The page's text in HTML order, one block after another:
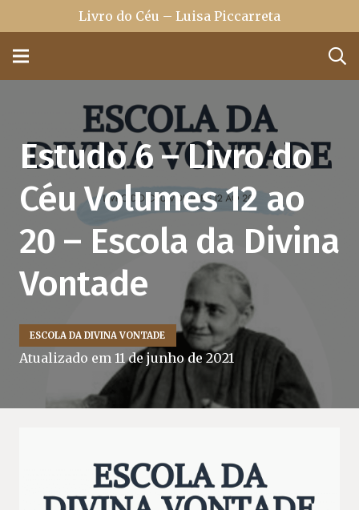
Livro do Céu – Luisa Piccarreta
Estudo 6 – Livro do
Céu Volumes 12 ao
20 – Escola da Divina
Vontade
ESCOLA DA DIVINA VONTADE
Atualizado em 11 de junho de 2021